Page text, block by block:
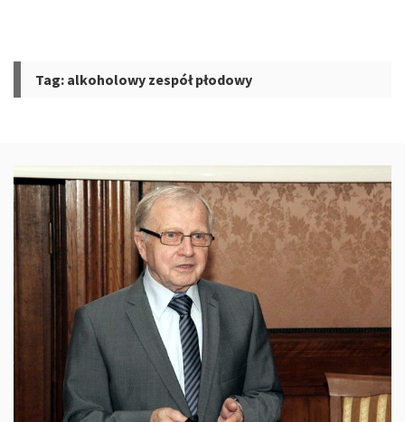
Tag: alkoholowy zespół płodowy